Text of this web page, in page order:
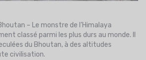
– Le monstre de l’Himalaya
classé parmi les plus durs au monde. Il
du Bhoutan, à des altitudes
civilisation.